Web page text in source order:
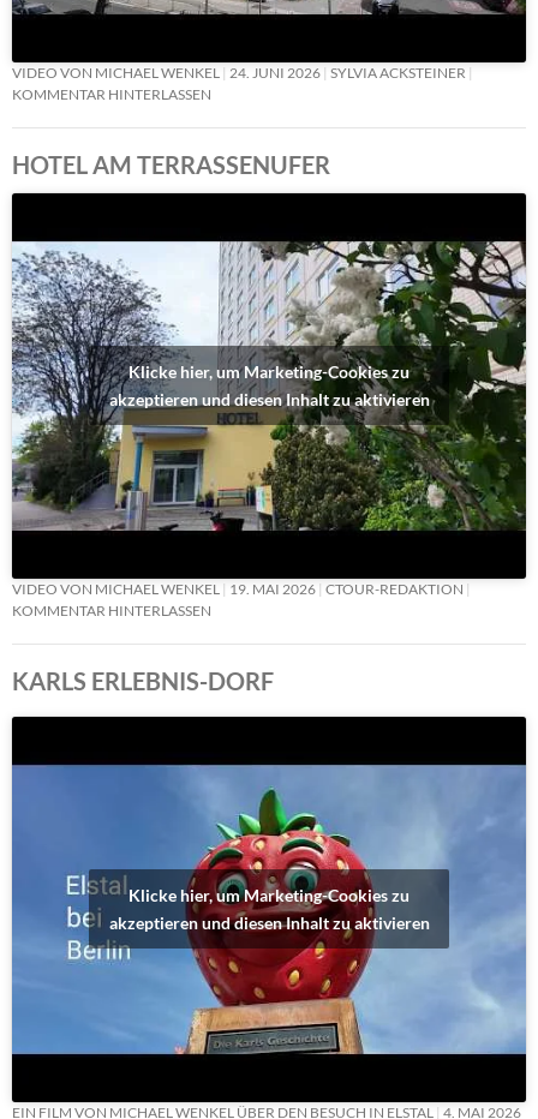
VIDEO VON MICHAEL WENKEL 24. JUNI 2026 SYLVIA ACKSTEINER
KOMMENTAR HINTERLASSEN
HOTEL AM TERRASSENUFER
Klicke hier, um Marketing-Cookies zu
akzeptieren und diesen Inhalt zu aktivieren
VIDEO VON MICHAEL WENKEL 19. MAI 2026 CTOUR-REDAKTION
KOMMENTAR HINTERLASSEN
KARLS ERLEBNIS-DORF
Klicke hier, um Marketing-Cookies zu
akzeptieren und diesen Inhalt zu aktivieren
EIN FILM VON MICHAEL WENKEL ÜBER DEN BESUCH IN ELSTAL 4. MAI 2026